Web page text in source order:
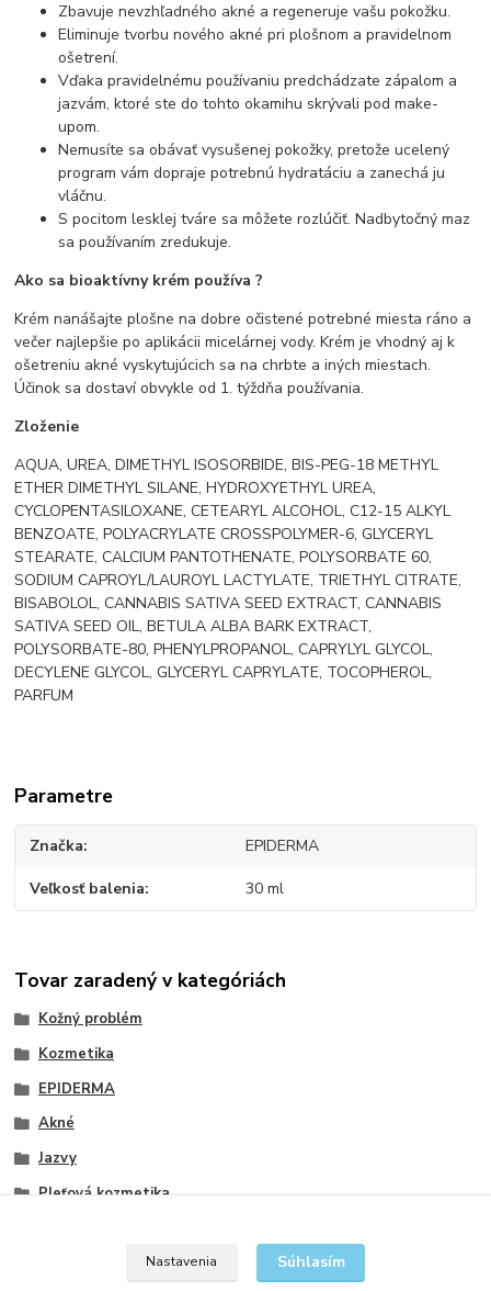
Zbavuje nevzhľadného akné a regeneruje vašu pokožku.
Eliminuje tvorbu nového akné pri plošnom a pravidelnom
ošetrení.
Vďaka pravidelnému používaniu predchádzate zápalom a
jazvám, ktoré ste do tohto okamihu skrývali pod make-
upom.
Nemusíte sa obávať vysušenej pokožky, pretože ucelený
program vám dopraje potrebnú hydratáciu a zanechá ju
vláčnu.
S pocitom lesklej tváre sa môžete rozlúčiť. Nadbytočný maz
sa používaním zredukuje.
Ako sa bioaktívny krém používa ?
Krém nanášajte plošne na dobre očistené potrebné miesta ráno a
večer najlepšie po aplikácii micelárnej vody. Krém je vhodný aj k
ošetreniu akné vyskytujúcich sa na chrbte a iných miestach.
Účinok sa dostaví obvykle od 1. týždňa používania.
Zloženie
AQUA, UREA, DIMETHYL ISOSORBIDE, BIS-PEG-18 METHYL
ETHER DIMETHYL SILANE, HYDROXYETHYL UREA,
CYCLOPENTASILOXANE, CETEARYL ALCOHOL, C12-15 ALKYL
BENZOATE, POLYACRYLATE CROSSPOLYMER-6, GLYCERYL
STEARATE, CALCIUM PANTOTHENATE, POLYSORBATE 60,
SODIUM CAPROYL/LAUROYL LACTYLATE, TRIETHYL CITRATE,
BISABOLOL, CANNABIS SATIVA SEED EXTRACT, CANNABIS
SATIVA SEED OIL, BETULA ALBA BARK EXTRACT,
POLYSORBATE-80, PHENYLPROPANOL, CAPRYLYL GLYCOL,
DECYLENE GLYCOL, GLYCERYL CAPRYLATE, TOCOPHEROL,
PARFUM
Parametre
Značka EPIDERMA
Veľkosť balenia 30 ml
Tovar zaradený v kategóriách
Kožný problém
Kozmetika
EPIDERMA
Akné
Jazvy
Pleťová kozmetika
Nastavenia Súhlasím